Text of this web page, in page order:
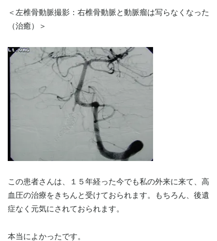
＜左椎骨動脈撮影：右椎骨動脈と動脈瘤は写らなくなった
（治癒）＞
この患者さんは、１５年経った今でも私の外来に来て、高
血圧の治療をきちんと受けておられます。もちろん、後遺
症なく元気にされておられます。
本当によかったです。